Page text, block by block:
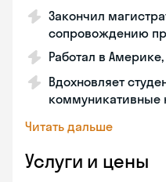
Закончил
сопровождению
Работал в
Вдохновляет
коммуникативные
Читать дальше
Услуги и цены